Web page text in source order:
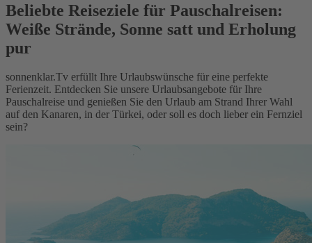
Beliebte Reiseziele für Pauschalreisen:
Weiße Strände, Sonne satt und Erholung
pur
sonnenklar.Tv erfüllt Ihre Urlaubswünsche für eine perfekte
Ferienzeit. Entdecken Sie unsere Urlaubsangebote für Ihre
Pauschalreise und genießen Sie den Urlaub am Strand Ihrer Wahl
auf den Kanaren, in der Türkei, oder soll es doch lieber ein Fernziel
sein?